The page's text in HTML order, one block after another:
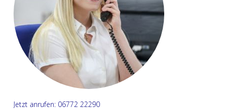
Jetzt anrufen: 06772 22290